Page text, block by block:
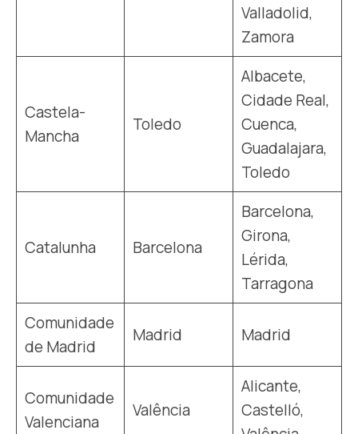
Valladolid,
Zamora
Castela-
Mancha
Toledo
Albacete,
Cidade Real,
Cuenca,
Guadalajara,
Toledo
Catalunha Barcelona
Barcelona,
Girona,
Lérida,
Tarragona
Comunidade
de Madrid
Madrid Madrid
Comunidade
Valenciana
Valência
Alicante,
Castelló,